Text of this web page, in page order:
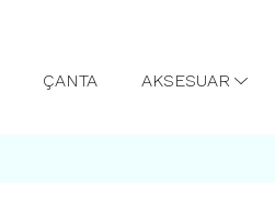
ÇANTA AKSESUAR